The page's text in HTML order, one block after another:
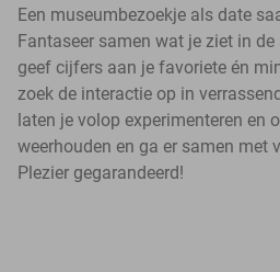
Een museumbezoekje als date
Fantaseer samen wat je ziet in
geef cijfers aan je favoriete én
zoek de interactie op in
laten je volop experimenteren en
weerhouden en ga er samen met
Plezier gegarandeerd!